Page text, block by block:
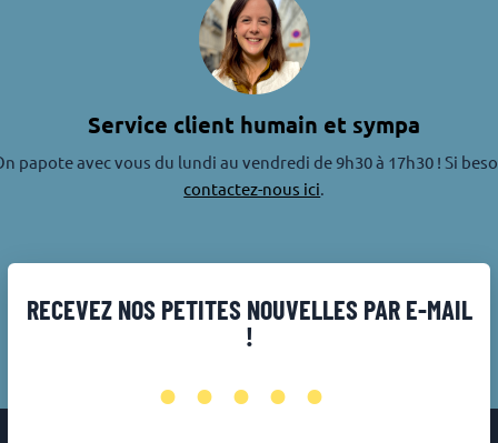
Service client humain et sympa
papote avec vous du lundi au vendredi de 9h30 à 17h30 ! Si
contactez-nous ici
RECEVEZ NOS PETITES NOUVELLES PAR E-MAIL
!
•••••